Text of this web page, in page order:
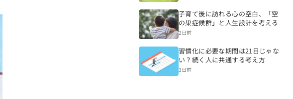
子育て後に訪れる心の空白、「空
の巣症候群」と人生設計を考える
2日前
習慣化に必要な期間は21日じゃな
い？続く人に共通する考え方
3日前